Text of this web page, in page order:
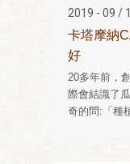
2019 - 09 /
卡塔摩納
好
20多年前，
際會結識了
奇的問:「種